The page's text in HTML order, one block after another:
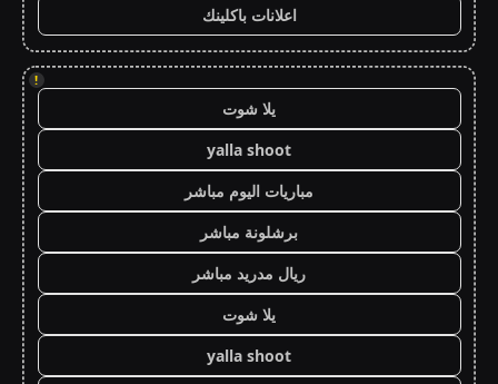
اعلانات باكلينك
!
يلا شوت
yalla shoot
مباريات اليوم مباشر
برشلونة مباشر
ريال مدريد مباشر
يلا شوت
yalla shoot